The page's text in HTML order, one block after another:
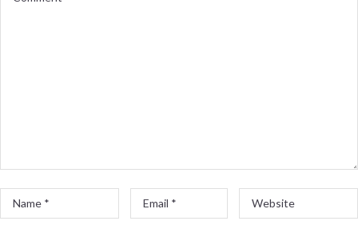
Name
*
Email
*
Website